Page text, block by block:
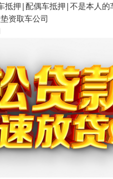
抵押|配偶车抵押|不是本人的
资取车公司